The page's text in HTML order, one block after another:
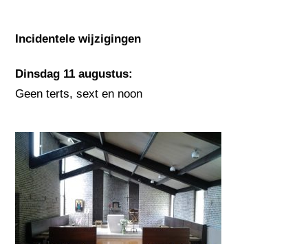
Incidentele wijzigingen
Dinsdag 11 augustus:
Geen terts, sext en noon